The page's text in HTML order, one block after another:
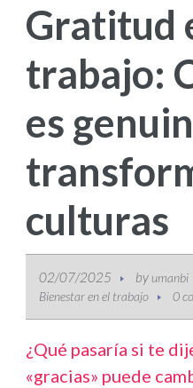
Gratitud
trabajo:
es
culturas
02/07/2025 by umanbi
Bienestar en el trabajo
0
¿Qué pasaría si te
«gracias» puede